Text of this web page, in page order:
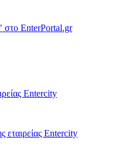
στο EnterPortal.gr
Entercity
Entercity